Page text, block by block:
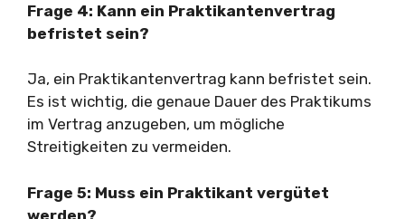
Frage 4: Kann ein Praktikantenvertrag
befristet sein?
Ja, ein Praktikantenvertrag kann befristet sein.
Es ist wichtig, die genaue Dauer des Praktikums
im Vertrag anzugeben, um mögliche
Streitigkeiten zu vermeiden.
Frage 5: Muss ein Praktikant vergütet
werden?